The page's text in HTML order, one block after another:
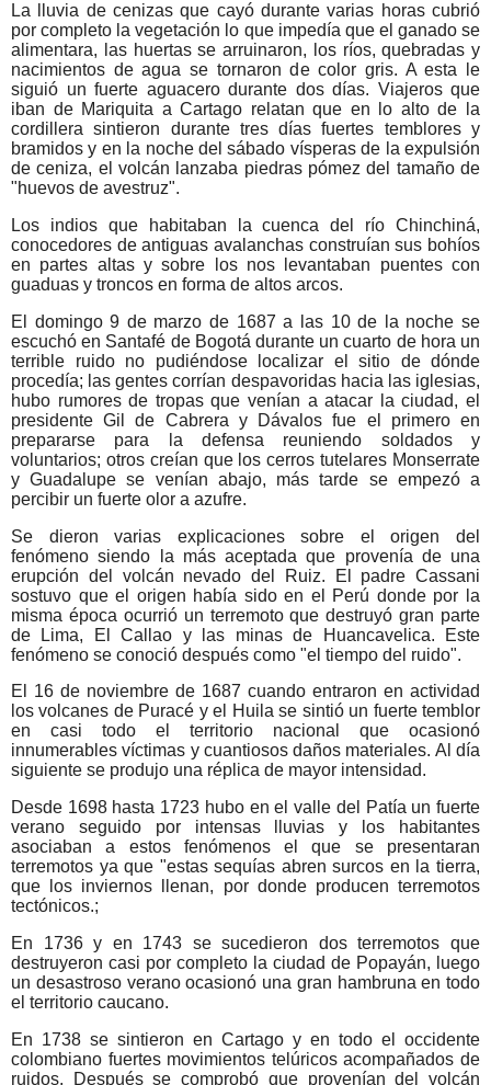
La lluvia de cenizas que cayó durante varias horas cubrió
por completo la vegetación lo que impedía que el ganado se
alimentara, las huertas se arruinaron, los ríos, quebradas y
nacimientos de agua se tornaron de color gris. A esta le
siguió un fuerte aguacero durante dos días. Viajeros que
iban de Mariquita a Cartago relatan que en lo alto de la
cordillera sintieron durante tres días fuertes temblores y
bramidos y en la noche del sábado vísperas de la expulsión
de ceniza, el volcán lanzaba piedras pómez del tamaño de
"huevos de avestruz".
Los indios que habitaban la cuenca del río Chinchiná,
conocedores de antiguas avalanchas construían sus bohíos
en partes altas y sobre los nos levantaban puentes con
guaduas y troncos en forma de altos arcos.
El domingo 9 de marzo de 1687 a las 10 de la noche se
escuchó en Santafé de Bogotá durante un cuarto de hora un
terrible ruido no pudiéndose localizar el sitio de dónde
procedía; las gentes corrían despavoridas hacia las iglesias,
hubo rumores de tropas que venían a atacar la ciudad, el
presidente Gil de Cabrera y Dávalos fue el primero en
prepararse para la defensa reuniendo soldados y
voluntarios; otros creían que los cerros tutelares Monserrate
y Guadalupe se venían abajo, más tarde se empezó a
percibir un fuerte olor a azufre.
Se dieron varias explicaciones sobre el origen del
fenómeno siendo la más aceptada que provenía de una
erupción del volcán nevado del Ruiz. El padre Cassani
sostuvo que el origen había sido en el Perú donde por la
misma época ocurrió un terremoto que destruyó gran parte
de Lima, El Callao y las minas de Huancavelica. Este
fenómeno se conoció después como "el tiempo del ruido".
El 16 de noviembre de 1687 cuando entraron en actividad
los volcanes de Puracé y el Huila se sintió un fuerte temblor
en casi todo el territorio nacional que ocasionó
innumerables víctimas y cuantiosos daños materiales. Al día
siguiente se produjo una réplica de mayor intensidad.
Desde 1698 hasta 1723 hubo en el valle del Patía un fuerte
verano seguido por intensas lluvias y los habitantes
asociaban a estos fenómenos el que se presentaran
terremotos ya que "estas sequías abren surcos en la tierra,
que los inviernos llenan, por donde producen terremotos
tectónicos.;
En 1736 y en 1743 se sucedieron dos terremotos que
destruyeron casi por completo la ciudad de Popayán, luego
un desastroso verano ocasionó una gran hambruna en todo
el territorio caucano.
En 1738 se sintieron en Cartago y en todo el occidente
colombiano fuertes movimientos telúricos acompañados de
ruidos. Después se comprobó que provenían del volcán